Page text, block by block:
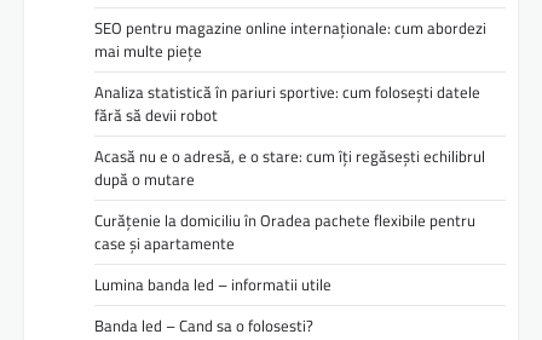
SEO pentru magazine online internaționale: cum abordezi
mai multe piețe
Analiza statistică în pariuri sportive: cum folosești datele
fără să devii robot
Acasă nu e o adresă, e o stare: cum îți regăsești echilibrul
după o mutare
Curățenie la domiciliu în Oradea pachete flexibile pentru
case și apartamente
Lumina banda led – informatii utile
Banda led – Cand sa o folosesti?